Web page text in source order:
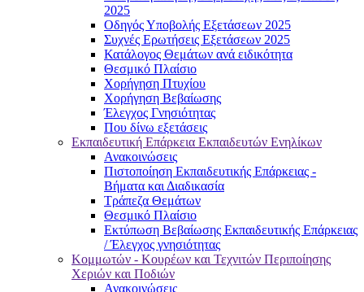
2025
Οδηγός Υποβολής Εξετάσεων 2025
Συχνές Ερωτήσεις Εξετάσεων 2025
Κατάλογος Θεμάτων ανά ειδικότητα
Θεσμικό Πλαίσιο
Χορήγηση Πτυχίου
Χορήγηση Βεβαίωσης
Έλεγχος Γνησιότητας
Που δίνω εξετάσεις
Εκπαιδευτική Επάρκεια Εκπαιδευτών Ενηλίκων
Ανακοινώσεις
Πιστοποίηση Εκπαιδευτικής Επάρκειας -
Βήματα και Διαδικασία
Τράπεζα Θεμάτων
Θεσμικό Πλαίσιο
Εκτύπωση Βεβαίωσης Εκπαιδευτικής Επάρκειας
/ Έλεγχος γνησιότητας
Κομμωτών - Κουρέων και Τεχνιτών Περιποίησης
Χεριών και Ποδιών
Ανακοινώσεις